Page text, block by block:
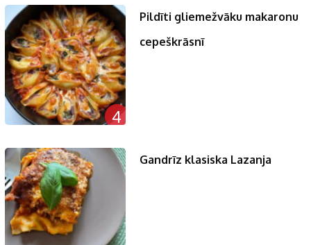
4
Pildīti gliemežvāku makaronu
cepeškrāsnī
Gandrīz klasiska Lazanja